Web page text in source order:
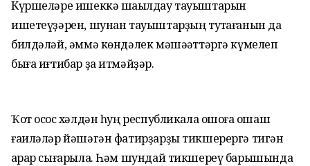
Күршеләре ишеккә шаҡылдау тауыштарын
ишетеүҙәрен, шунан тауыштарҙың туҡтағанын да
билдәләй, әммә көндәлек мәшәҡәттәргә күмелеп
быға иғтибар ҙа итмәйҙәр.
Ҡот осҡос хәлдән һуң республикала ошоға оҡшаш
ғаиләләр йәшәгән фатирҙарҙы тикшерергә тигән
ҡарар сығарыла. Һәм шундай тикшереү барышында